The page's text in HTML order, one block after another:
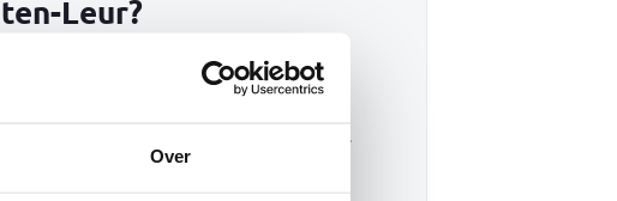
Over
Leur?
echt zit. Soms is het geruststelling.